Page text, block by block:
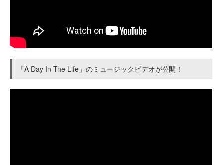
「A Day In The Life」のミュージックビデオが公開！